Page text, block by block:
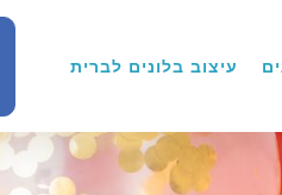
עיצוב בלונים לברית